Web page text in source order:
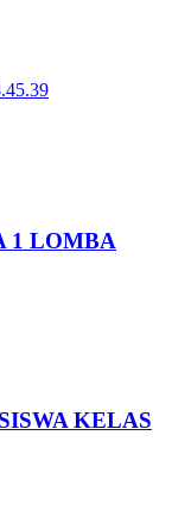
1 LOMBA
KELAS